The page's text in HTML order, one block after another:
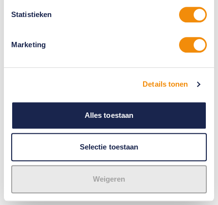
Statistieken
Marketing
Details tonen
Alles toestaan
Selectie toestaan
Weigeren